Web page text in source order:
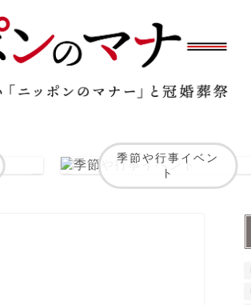
季節や行事イベン
ト